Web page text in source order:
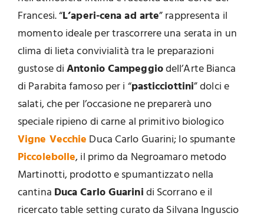
Francesi. “L’aperi-cena ad arte” rappresenta il
momento ideale per trascorrere una serata in un
clima di lieta convivialità tra le preparazioni
gustose diAntonio Campeggiodell’Arte Bianca
di Parabita famoso per i “pasticciottini” dolci e
salati, che per l’occasione ne preparerà uno
speciale ripieno di carne al primitivo biologico
Vigne Vecchie Duca Carlo Guarini; lo spumante
Piccolebolle, il primo da Negroamaro metodo
Martinotti, prodotto e spumantizzato nella
cantina Duca Carlo Guarinidi Scorrano e il
ricercato table setting curato da Silvana Inguscio